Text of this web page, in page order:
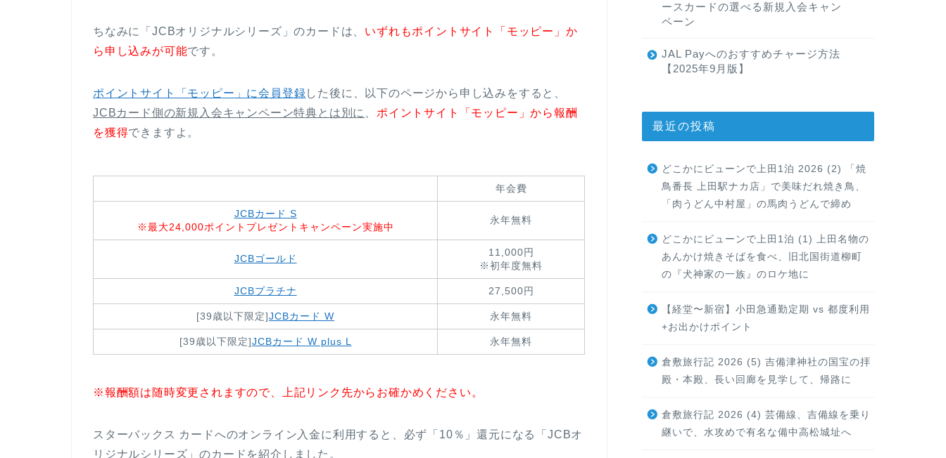
ちなみに「JCBオリジナルシリーズ」のカードは、 いずれもポイントサイト「モッピー」か
ら申し込みが可能です。
ポイントサイト「モッピー」に会員登録した後に、以下のページから申し込みをすると、
JCBカード側の新規入会キャンペーン特典とは別に
ポイントサイト「モッピー」から報酬
を獲得できますよ。
年会費
JCBカード S
※最大24,000ポイントプレゼントキャンペーン実施中
永年無料
JCBゴールド
11,000円
※初年度無料
JCBプラチナ 27,500円
[39歳以下限定]JCBカード W 永年無料
[39歳以下限定]JCBカード W plus L 永年無料
※報酬額は随時変更されますので、上記リンク先からお確かめください。
スターバックス カードへのオンライン入金に利用すると、必ず「10％」還元になる「JCBオ
リジナルシリーズ」のカードを紹介しました。
ースカードの選べる新規入会キャン
ペーン
JAL Payへのおすすめチャージ方法
【2025年9月版】
最近の投稿
どこかにビューンで上田1泊 2026 (2) 「焼
鳥番長 上田駅ナカ店」で美味だれ焼き鳥、
「肉うどん中村屋」の馬肉うどんで締め
どこかにビューンで上田1泊 (1) 上田名物の
あんかけ焼きそばを食べ、旧北国街道柳町
の『犬神家の一族』のロケ地に
【経堂〜新宿】小田急通勤定期 vs 都度利用
+お出かけポイント
倉敷旅行記 2026 (5) 吉備津神社の国宝の拝
殿・本殿、長い回廊を見学して、帰路に
倉敷旅行記 2026 (4) 芸備線、吉備線を乗り
継いで、水攻めで有名な備中高松城址へ